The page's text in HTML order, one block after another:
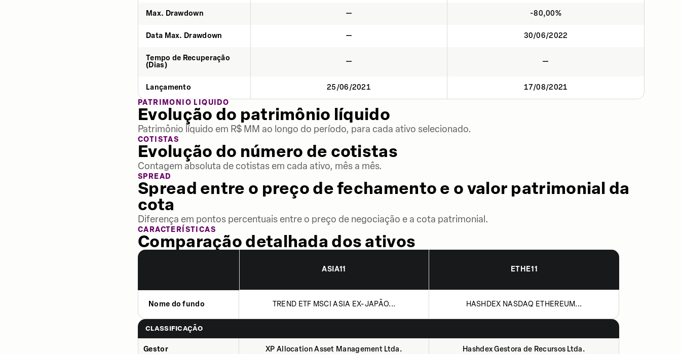
Max. Drawdown — -80,00%
Data Max. Drawdown — 30/06/2022
Tempo de Recuperação
(Dias)
— —
Lançamento 25/06/2021
17/08/2021
PATRIMÔNIO LÍQUIDO
Evolução do patrimônio líquido
Patrimônio líquido em R$ MM ao longo do período, para cada ativo selecionado.
COTISTAS
Evolução do número de cotistas
Contagem absoluta de cotistas em cada ativo, mês a mês.
SPREAD
Spread entre o preço de fechamento e o valor patrimonial da
cota
Diferença em pontos percentuais entre o preço de negociação e a cota patrimonial.
CARACTERÍSTICAS
Comparação detalhada dos ativos
ASIA11 ETHE11
Nome do fundo TREND ETF MSCI ASIA EX-JAPÃO... HASHDEX NASDAQ ETHEREUM...
CLASSIFICAÇÃO
Gestor XP Allocation Asset Management Ltda. Hashdex Gestora de Recursos Ltda.